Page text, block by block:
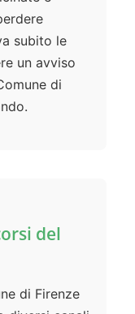
subito le
un avviso
di
del
di Firenze